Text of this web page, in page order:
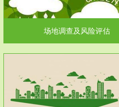
场地调查及风险评估
服务范围